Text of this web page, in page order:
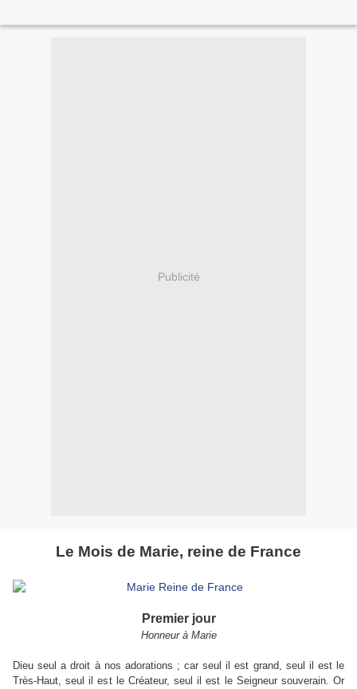
Publicité
Le Mois de Marie, reine de France
Premier jour
Honneur à Marie
Dieu seul a droit à nos adorations ; car seul il est grand, seul il est le
Très-Haut, seul il est le Créateur, seul il est le Seigneur souverain. Or